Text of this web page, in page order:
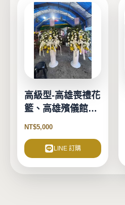
高級型-高雄喪禮花
籃、高雄殯儀館花
NT$5,000
LINE 訂購